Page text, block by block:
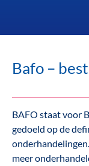
Bafo –
BAFO staat voor
gedoeld op de
meer